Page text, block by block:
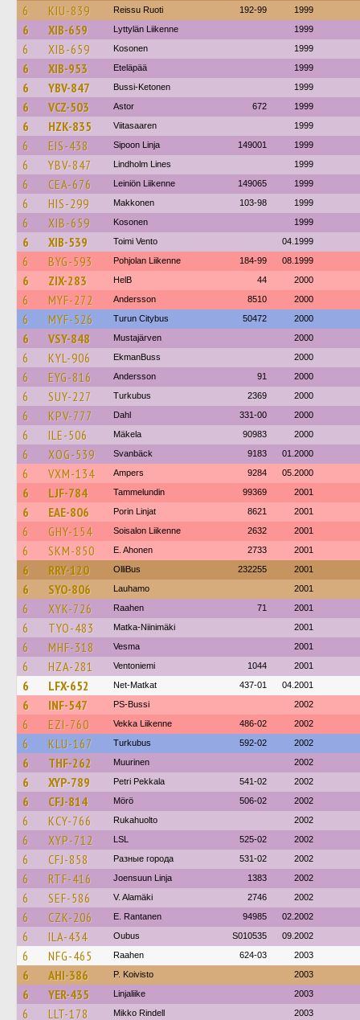
6 KIU-839 Reissu Ruoti 192-99 1999
6 XIB-659 Lyttylän Liikenne 1999
6 XIB-659 Kosonen 1999
6 XIB-953 Eteläpää 1999
6 YBV-847 Bussi-Ketonen 1999
6 VCZ-503 Astor 672 1999
6 HZK-835 Viitasaaren 1999
6 EIS-438 Sipoon Linja 149001 1999
6 YBV-847 Lindholm Lines 1999
6 CEA-676 Leiniön Liikenne 149065 1999
6 HIS-299 Makkonen 103-98 1999
6 XIB-659 Kosonen 1999
6 XIB-539 Toimi Vento 04.1999
6 BYG-593 Pohjolan Liikenne 184-99 08.1999
6 ZIX-283 HelB 44 2000
6 MYF-272 Andersson 8510 2000
6 MYF-526 Turun Citybus 50472 2000
6 VSY-848 Mustajärven 2000
6 KYL-906 EkmanBuss 2000
6 EYG-816 Andersson 91 2000
6 SUY-227 Turkubus 2369 2000
6 KPV-777 Dahl 331-00 2000
6 ILE-506 Mäkela 90983 2000
6 XOG-539 Svanbäck 9183 01.2000
6 VXM-134 Ampers 9284 05.2000
6 LJF-784 Tammelundin 99369 2001
6 EAE-806 Porin Linjat 8621 2001
6 GHY-154 Soisalon Liikenne 2632 2001
6 SKM-850 E. Ahonen 2733 2001
6 RRY-120 OlliBus 232255 2001
6 SYO-806 Lauhamo 2001
6 XYK-726 Raahen 71 2001
6 TYO-483 Matka-Niinimäki 2001
6 MHF-318 Vesma 2001
6 HZA-281 Ventoniemi 1044 2001
6 LFX-652 Net-Matkat 437-01 04.2001
6 INF-547 PS-Bussi 2002
6 EZI-760 Vekka Liikenne 486-02 2002
6 KLU-167 Turkubus 592-02 2002
6 THF-262 Muurinen 2002
6 XYP-789 Petri Pekkala 541-02 2002
6 CFJ-814 Mörö 506-02 2002
6 KCY-766 Rukahuolto 2002
6 XYP-712 LSL 525-02 2002
6 CFJ-858 Разные города 531-02 2002
6 RTF-416 Joensuun Linja 1383 2002
6 SEF-586 V. Alamäki 2746 2002
6 CZK-206 E. Rantanen 94985 02.2002
6 ILA-434 Oubus S010535 09.2002
6 NFG-465 Raahen 624-03 2003
6 AHI-386 P. Koivisto 2003
6 YER-435 Linjaliike 2003
6 LLT-178 Mikko Rindell 2003